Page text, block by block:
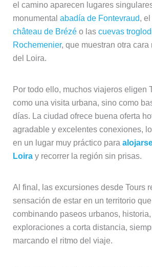
el camino aparecen lugares
monumental abadía de Fontevraud,
château de Brézéo las cuevas
Rochemenier, que muestran otra
del Loira.
Por todo ello, muchos viajeros eligen
como una visita urbana, sino como
días. La ciudad ofrece buena oferta
agradable y excelentes conexiones,
en un lugar muy práctico para
Loiray recorrer la región sin prisas.
Al final, las excursiones desde Tours
sensación de estar en un territorio
combinando paseos urbanos,
exploraciones a corta distancia,
marcando el ritmo del viaje.